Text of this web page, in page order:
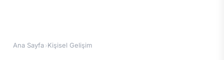
Ana Sayfa ›Kişisel Gelişim